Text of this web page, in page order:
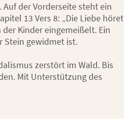
der Vorderseite steht ein
13 Vers 8: „Die Liebe höret
der Kinder eingemeißelt. Ein
Stein gewidmet ist.
zerstört im Wald. Bis
Mit Unterstützung des